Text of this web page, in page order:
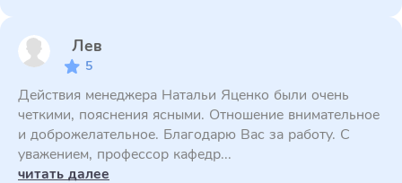
Лев
5
Действия менеджера Натальи Яценко были очень
четкими, пояснения ясными. Отношение внимательное
и доброжелательное. Благодарю Вас за работу. С
уважением, профессор кафедр...
читать далее